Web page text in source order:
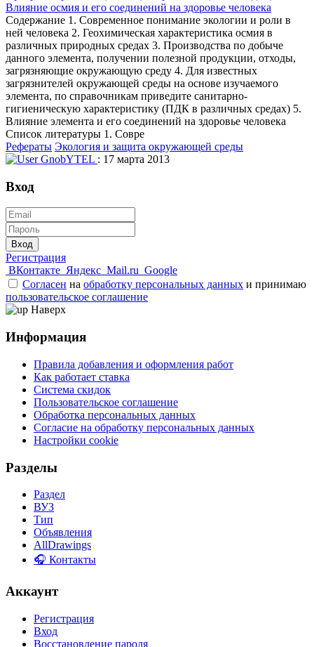
Влияние осмия и его соединений на здоровье человека
Содержание 1. Современное понимание экологии и роли в
ней человека 2. Геохимическая характеристика осмия в
различных природных средах 3. Производства по добыче
данного элемента, получении полезной продукции, отходы,
загрязняющие окружающую среду 4. Для известных
загрязнителей окружающей среды на основе изучаемого
элемента, по справочникам приведите санитарно-
гигиеническую характеристику (ПДК в различных средах) 5.
Влияние элемента и его соединений на здоровье человека
Список литературы 1. Совре
Рефераты Экология и защита окружающей среды
GnobYTEL : 17 марта 2013
Вход
Вход
Регистрация
ВКонтакте Яндекс Mail.ru Google
Согласен на обработку персональных данных и принимаю
пользовательское соглашение
Наверх
Информация
Правила добавления и оформления работ
Как работает ставка
Система скидок
Пользовательское соглашение
Обработка персональных данных
Согласие на обработку персональных данных
Настройки cookie
Разделы
Раздел
ВУЗ
Тип
Объявления
AllDrawings
🎧 Контакты
Аккаунт
Регистрация
Вход
Восстановление пароля